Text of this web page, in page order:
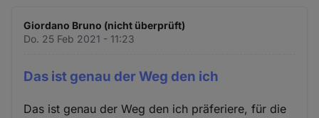
Giordano Bruno (nicht überprüft)
Do. 25 Feb 2021 - 11:23
Das ist genau der Weg den ich
Das ist genau der Weg den ich präferiere, für die